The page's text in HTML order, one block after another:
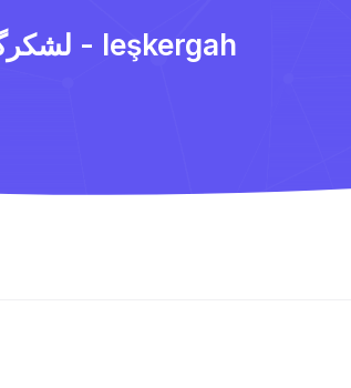
لشكرگاه - leşkergah